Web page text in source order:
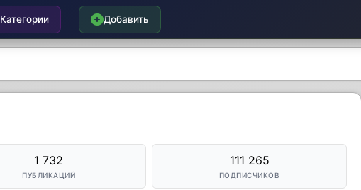
Категории Добавить
1 732
ПУБЛИКАЦИЙ
111 265
ПОДПИСЧИКОВ